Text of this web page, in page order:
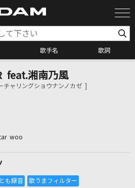
歌手名 歌詞
ラオケ検索
全国りれき
feat.湘南乃風
チャリングショウナンノカゼ ]
woo